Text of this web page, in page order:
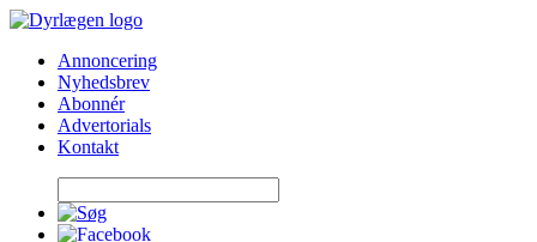
Skip
contentAnnoncering
Nyhedsbrev
Abonnér
Advertorials
Kontakt